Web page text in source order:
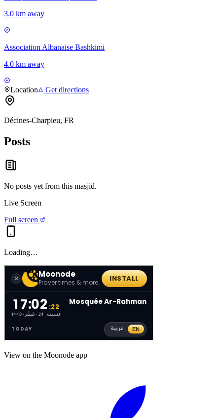
3.0 km away
Association Albanaise Bashkimi
4.0 km away
Location Get directions
Décines-Charpieu, FR
Posts
No posts yet from this masjid.
Live Screen
Full screen
Loading…
View on the Moonode app